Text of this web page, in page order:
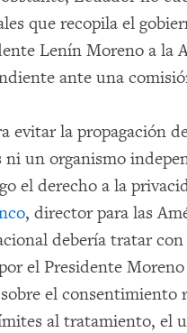
que recopila el
Lenín Moreno a la
ante una
evitar la propagación
ni un organismo
el derecho a la
, director para las
debería tratar
el Presidente
el consentimiento
al tratamiento, el